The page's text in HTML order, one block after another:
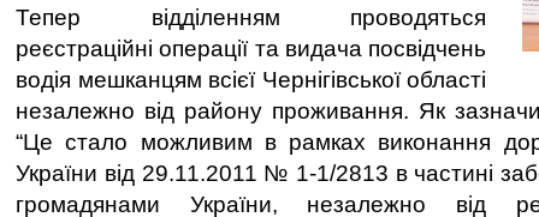
Тепер відділенням проводяться
реєстраційні операції та видача посвідчень
водія мешканцям всієї Чернігівської області
незалежно від району проживання. Як
“Це стало можливим в рамках виконання
України від 29.11.2011 № 1-1/2813 в частині
громадянами України, незалежно від